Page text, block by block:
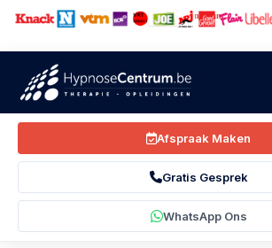
Bekend van
Afspraak Maken
Gratis Gesprek
WhatsApp Ons